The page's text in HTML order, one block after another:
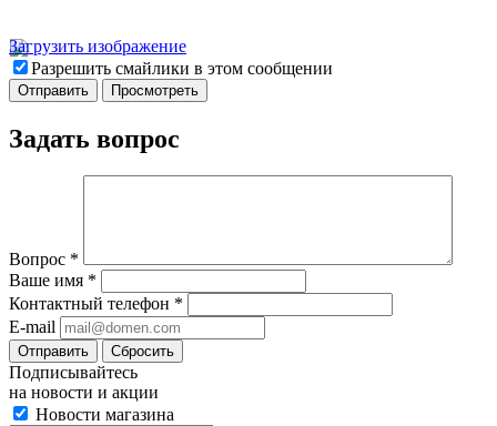
Загрузить изображение
Разрешить смайлики в этом сообщении
Задать вопрос
Вопрос *
Ваше имя *
Контактный телефон *
E-mail
Отправить Сбросить
Подписывайтесь
на новости и акции
Новости магазина